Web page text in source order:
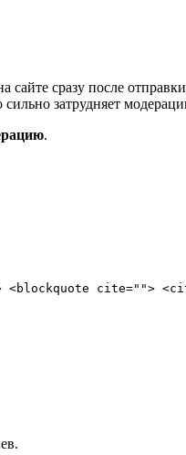
сайте сразу после
затрудняет
.
cite="">